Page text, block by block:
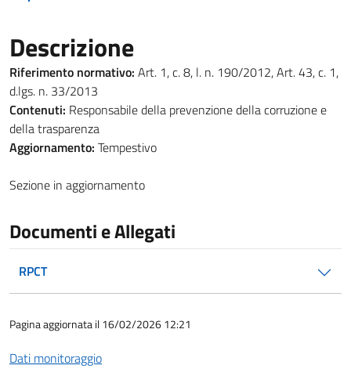
Descrizione
Riferimento normativo: Art. 1, c. 8, l. n. 190/2012, Art. 43, c. 1,
d.lgs. n. 33/2013
Contenuti: Responsabile della prevenzione della corruzione e
della trasparenza
Aggiornamento: Tempestivo
Sezione in aggiornamento
Documenti e Allegati
RPCT
Pagina aggiornata il 16/02/2026 12:21
Dati monitoraggio